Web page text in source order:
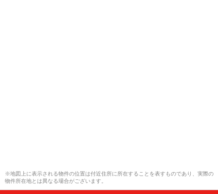
※地図上に表示される物件の位置は付近住所に所在することを表すものであり、実際の
物件所在地とは異なる場合がございます。